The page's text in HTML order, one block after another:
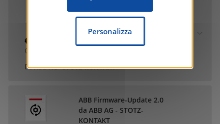
da ABB AG - STOTZ-
€0.00
DaABB AG - STOTZ-KONTAKT
ABB Firmware-Update 2.0
da ABB AG - STOTZ-
KONTAKT
Personalizza